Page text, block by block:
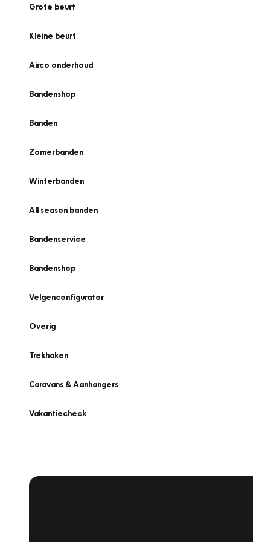
Grote beurt
Kleine beurt
Airco onderhoud
Bandenshop
Banden
Zomerbanden
Winterbanden
All season banden
Bandenservice
Bandenshop
Velgenconfigurator
Overig
Trekhaken
Caravans & Aanhangers
Vakantiecheck